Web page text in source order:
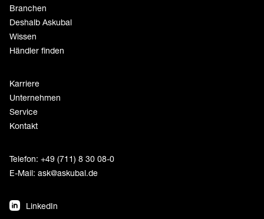
Branchen
Deshalb Askubal
Wissen
Händler finden
Karriere
Unternehmen
Service
Kontakt
Telefon: +49 (711) 8 30 08-0
E-Mail: ask@askubal.de
LinkedIn